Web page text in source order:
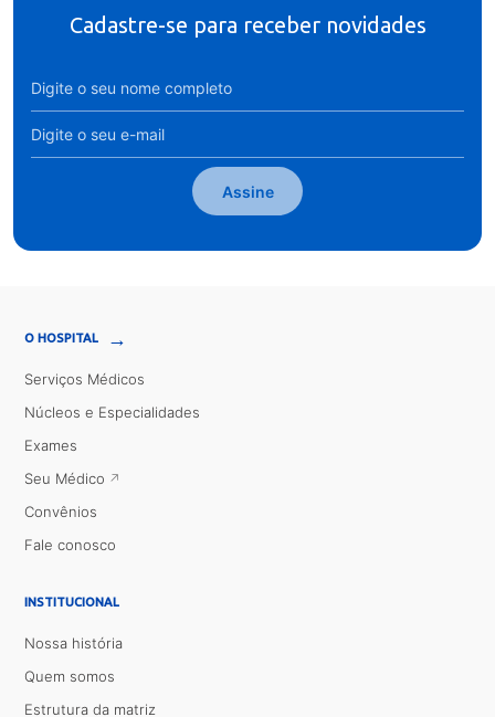
Cadastre-se para receber novidades
Assine
O HOSPITAL →
Serviços Médicos
Núcleos e Especialidades
Exames
Seu Médico
Convênios
Fale conosco
INSTITUCIONAL
Nossa história
Quem somos
Estrutura da matriz